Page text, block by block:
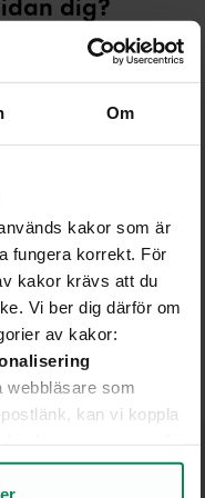
Om
kakor som är
fungera korrekt. För
kakor krävs att du
Vi ber dig därför om
av kakor:
webbläsare som
kan vi koppla
kommunikation.
hjälpte mig!
Nej, den här sidan hjälpte
i